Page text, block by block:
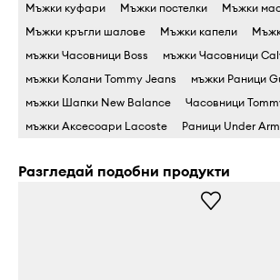
Мъжки куфари
Мъжки постелки
Мъжки
Мъжки кръгли шалове
Мъжки капели
мъжки Часовници Boss
мъжки Часовници
мъжки Колани Tommy Jeans
мъжки Раници
мъжки Шапки New Balance
Часовници
мъжки Аксесоари Lacoste
Раници Under
Разгледай подобни продукти